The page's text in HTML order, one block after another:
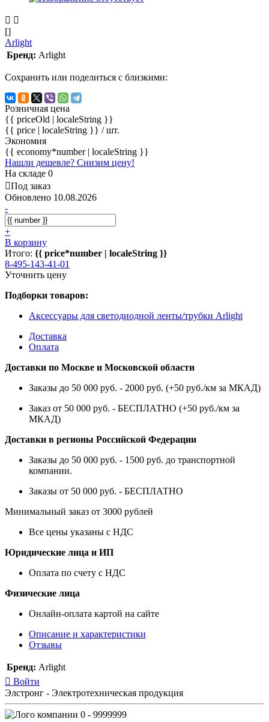
[]
Arlight
Бренд: Arlight
Сохранить или поделиться с близкими:
Розничная цена
{{ priceOld | localeString }}
{{ price | localeString }} / шт.
Экономия
{{ economy*number | localeString }}
Нашли дешевле? Снизим цену!
На складе 0
Под заказ
Обновлено 10.08.2026
-
+
В корзину
Итого: {{ price*number | localeString }}
8-495-143-41-01
Уточнить цену
Подборки товаров:
Аксессуары для светодиодной ленты/трубки Arlight
Доставка
Оплата
Доставки по Москве и Московской области
Заказы до 50 000 руб. - 2000 руб. (+50 руб./км за МКАД)
Заказ от 50 000 руб. - БЕСПЛАТНО (+50 руб./км за
МКАД)
Доставки в регионы Российской Федерации
Заказы до 50 000 руб. - 1500 руб. до транспортной
компании.
Заказы от 50 000 руб. - БЕСПЛАТНО
Минимальный заказ от 3000 рублей
Все цены указаны с НДС
Юридические лица и ИП
Оплата по счету с НДС
Физические лица
Онлайн-оплата картой на сайте
Описание и характеристики
Отзывы
Бренд: Arlight
Войти
Элстронг - Электротехническая продукция
0 - 9999999